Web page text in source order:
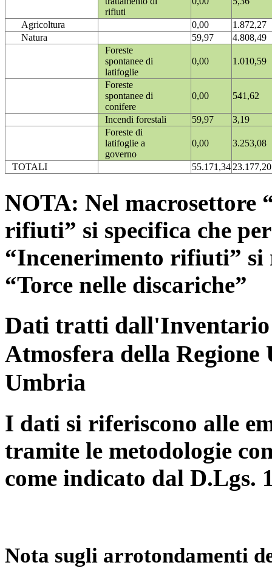
rifiuti
Agricoltura 0,00
1.872,27
Natura
59,97
4.808,49
Foreste
spontanee di
latifoglie
0,00 1.010,59
Foreste
spontanee di
conifere
0,00 541,62
Incendi forestali 59,97
3,19
Foreste di
latifoglie a
governo
0,00 3.253,08
TOTALI 55.171,3423.177,20
NOTA: Nel macrosettore
rifiuti” si specifica che
“Incenerimento rifiuti”
“Torce nelle discariche”
Dati tratti dall'Inventario
Atmosfera della
Umbria
I dati si riferiscono alle
tramite le metodologie
come indicato dal D.Lgs.
Nota sugli arrotondamenti